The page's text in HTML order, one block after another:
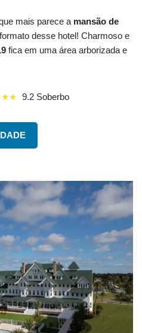
mais parece a mansão de
desse hotel! Charmoso e
fica em uma área arborizada e
9.2 Soberbo